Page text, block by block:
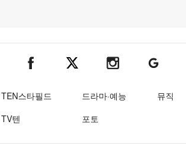
아 네이버TV
텐아시아 페이스북텐아시아 엑스텐아시아 인스타그램
텐아시아
TEN스타필드 드라마·예능
뮤직
TV텐 포토